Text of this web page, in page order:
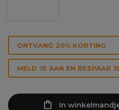
ONTVANG 20% KORTING
MELD JE AAN EN BESPAAR
In